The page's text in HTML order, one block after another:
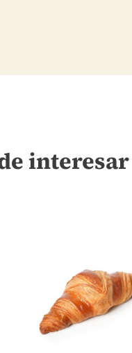
interesar